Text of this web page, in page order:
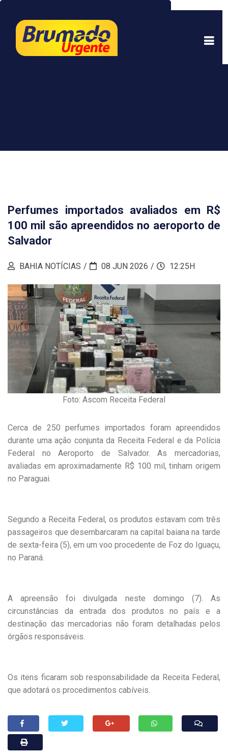
experiência. Ao continuar a navegar, você está
de acordo com isso.Saber mais.
Perfumes importados avaliados em R$
100 mil são apreendidos no aeroporto de
Salvador
BAHIA NOTÍCIAS 08 JUN 2026 12:25H
Foto: Ascom Receita Federal
Cerca de 250 perfumes importados foram apreendidos
durante uma ação conjunta da Receita Federal e da Polícia
Federal no Aeroporto de Salvador. As mercadorias,
avaliadas em aproximadamente R$ 100 mil, tinham origem
no Paraguai.
Segundo a Receita Federal, os produtos estavam com três
passageiros que desembarcaram na capital baiana na tarde
de sexta-feira (5), em um voo procedente de Foz do Iguaçu,
no Paraná.
A apreensão foi divulgada neste domingo (7). As
circunstâncias da entrada dos produtos no país e a
destinação das mercadorias não foram detalhadas pelos
órgãos responsáveis.
Os itens ficaram sob responsabilidade da Receita Federal,
que adotará os procedimentos cabíveis.